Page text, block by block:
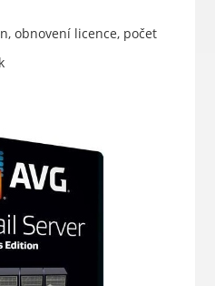
obnovení licence, počet